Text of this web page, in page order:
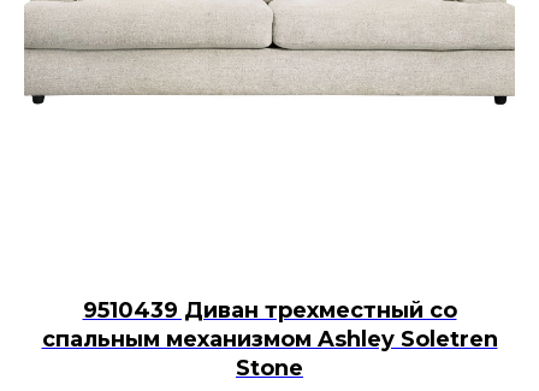
9510439 Диван трехместный со
спальным механизмом Ashley Soletren
Stone